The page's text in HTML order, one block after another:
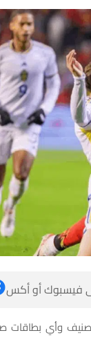
فيسبوك أو أكس
وأي بطاقات